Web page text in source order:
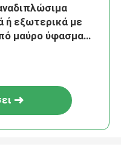
ή εξωτερικά με
μαύρο ύφασμα
τα χέρια